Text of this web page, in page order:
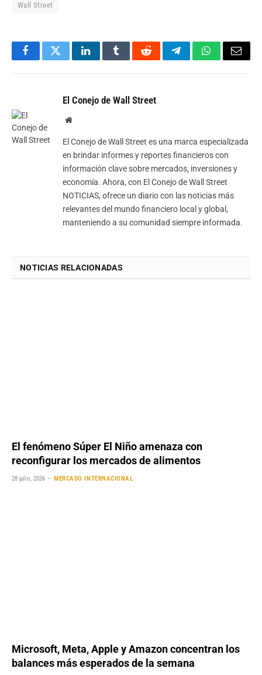
Wall Street
FacebookTwitterLinkedInTumblrRedditTelegramWhatsApp
Email
El Conejo de Wall Street
Website
El Conejo de Wall Street es una marca especializada
en brindar informes y reportes financieros con
información clave sobre mercados, inversiones y
economía. Ahora, con El Conejo de Wall Street
NOTICIAS, ofrece un diario con las noticias más
relevantes del mundo financiero local y global,
manteniendo a su comunidad siempre informada.
NOTICIAS RELACIONADAS
El fenómeno Súper El Niño amenaza con
reconfigurar los mercados de alimentos
28 julio, 2026 MERCADO INTERNACIONAL
Microsoft, Meta, Apple y Amazon concentran los
balances más esperados de la semana